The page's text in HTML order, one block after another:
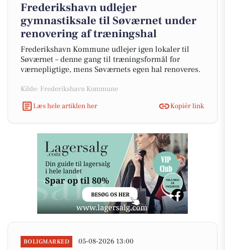
Frederikshavn udlejer
gymnastiksale til Søværnet under
renovering af træningshal
Frederikshavn Kommune udlejer igen lokaler til
Søværnet – denne gang til træningsformål for
værnepligtige, mens Søværnets egen hal renoveres.
Kilde: Frederikshavn Kommune
Læs hele artiklen her
Kopiér link
BOLIGMARKED 05-08-2026 13:00